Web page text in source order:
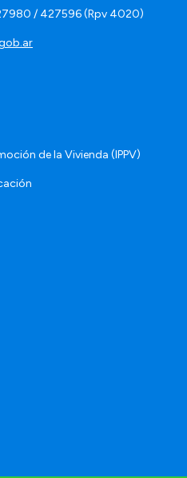
/ 427596 (Rpv 4020)
de la Vivienda (IPPV)